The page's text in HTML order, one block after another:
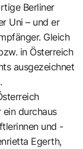
Berliner
Uni – und er
Gleich
in Österreich
ausgezeichnet
durchaus
und -
Egerth,